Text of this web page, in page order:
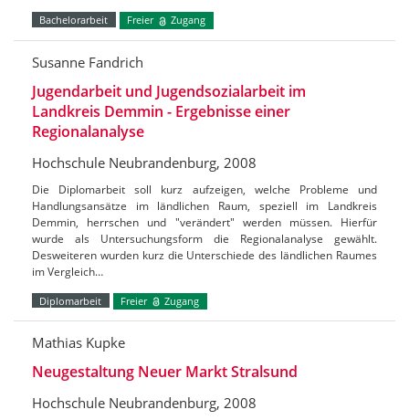
Bachelorarbeit Freier Zugang
Susanne Fandrich
Jugendarbeit und Jugendsozialarbeit im
Landkreis Demmin - Ergebnisse einer
Regionalanalyse
Hochschule Neubrandenburg, 2008
Die Diplomarbeit soll kurz aufzeigen, welche Probleme und
Handlungsansätze im ländlichen Raum, speziell im Landkreis
Demmin, herrschen und "verändert" werden müssen. Hierfür
wurde als Untersuchungsform die Regionalanalyse gewählt.
Desweiteren wurden kurz die Unterschiede des ländlichen Raumes
im Vergleich…
Diplomarbeit Freier Zugang
Mathias Kupke
Neugestaltung Neuer Markt Stralsund
Hochschule Neubrandenburg, 2008